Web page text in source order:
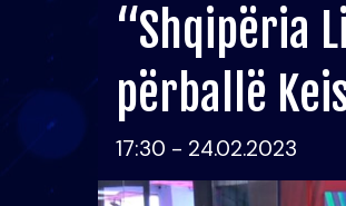
“Shqipëria
përballë
17:30 - 24.02.2023